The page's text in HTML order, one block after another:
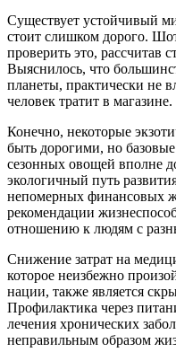
Существует устойчивый
стоит слишком дорого.
проверить это, рассчитав
Выяснилось, что
планеты, практически не
человек тратит в магазине.
Конечно, некоторые
быть дорогими, но
сезонных овощей вполне
экологичный путь
непомерных финансовых
рекомендации
отношению к людям с
Снижение затрат на
которое неизбежно
нации, также является
Профилактика через
лечения хронических
неправильным образом